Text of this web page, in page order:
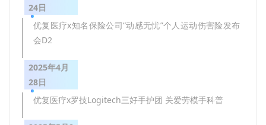
24日
优复医疗x知名保险公司“动感无忧”个人运动伤害险发布
会D2
2025年4月
28日
优复医疗x罗技Logitech三好手护团 关爱劳模手科普